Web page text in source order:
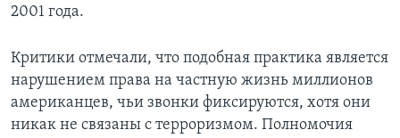
2001 года.
Критики отмечали, что подобная практика является
нарушением права на частную жизнь миллионов
американцев, чьи звонки фиксируются, хотя они
никак не связаны с терроризмом. Полномочия